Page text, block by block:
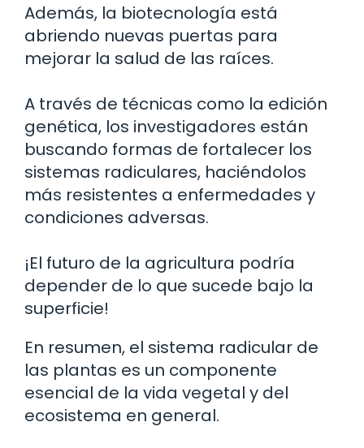
Además, la biotecnología está
abriendo nuevas puertas para
mejorar la salud de las raíces.
A través de técnicas como la edición
genética, los investigadores están
buscando formas de fortalecer los
sistemas radiculares, haciéndolos
más resistentes a enfermedades y
condiciones adversas.
¡El futuro de la agricultura podría
depender de lo que sucede bajo la
superficie!
En resumen, el sistema radicular de
las plantas es un componente
esencial de la vida vegetal y del
ecosistema en general.